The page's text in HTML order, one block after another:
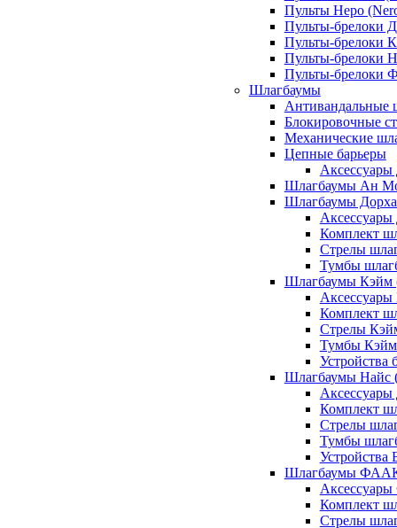
Пульты Неро
Пульты-брелоки
Пульты-брелоки
Пульты-брелоки
Пульты-брелоки
Шлагбаумы
Антивандальные
Блокировочные
Механические
Цепные барьеры
Аксессуары
Шлагбаумы Ан
Шлагбаумы
Комплект
Стрелы
Тумбы
Шлагбаумы Кэйм
Комплект
Стрелы
Тумбы
Устройства
Шлагбаумы Найс
Комплект
Стрелы
Тумбы
Устройства
Шлагбаумы ФААК
Комплект
Стрелы